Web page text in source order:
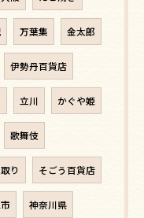
万葉集 金太郎
伊勢丹百貨店
立川 かぐや姫
歌舞伎
り そごう百貨店
神奈川県